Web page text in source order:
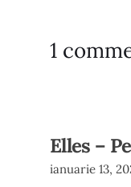
1
Elles –
ianuarie 13,